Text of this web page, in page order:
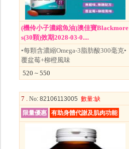
(機伶小子濃縮魚油)澳佳寶Blackmore
s(30顆)效期2028-03-0....
•每顆含濃縮Omega-3脂肪酸300毫克•
覆盆莓+柳橙風味
520 ~ 550
7 . No: 82106113005 數量:缺
限量優惠
有助身體代謝及肌肉功能